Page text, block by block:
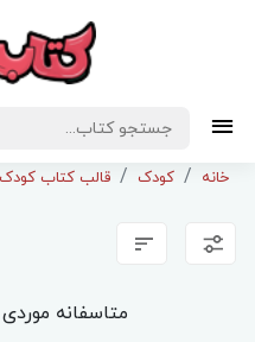
خانه کودک قالب کتاب کودک
متاسفانه